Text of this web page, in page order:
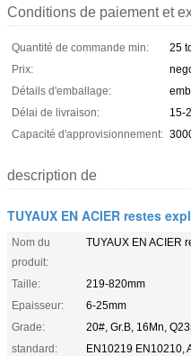
Conditions de paiement et
Quantité de commande min:
25
Prix:
Détails d'emballage:
Délai de livraison:
15-
Capacité d'approvisionnement:
description de
TUYAUX EN ACIER restes
Nom du
produit:
TUYAUX EN ACIER
Taille:
219-820mm
Epaisseur:
6-25mm
Grade:
20#, Gr.B, 16Mn,
standard:
EN10219 EN10210,